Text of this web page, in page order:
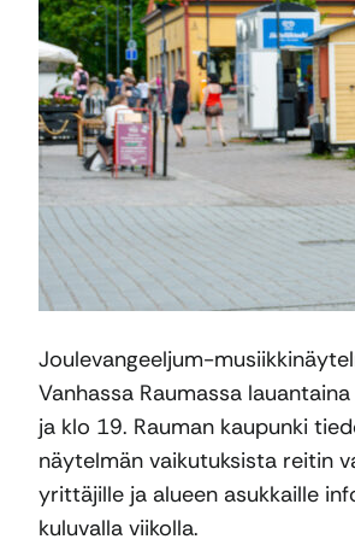
Joulevangeeljum-
Vanhassa Raumassa
ja klo 19. Rauman kaupunki
näytelmän vaikutuksista reitin
yrittäjille ja alueen asukkaille
kuluvalla viikolla.